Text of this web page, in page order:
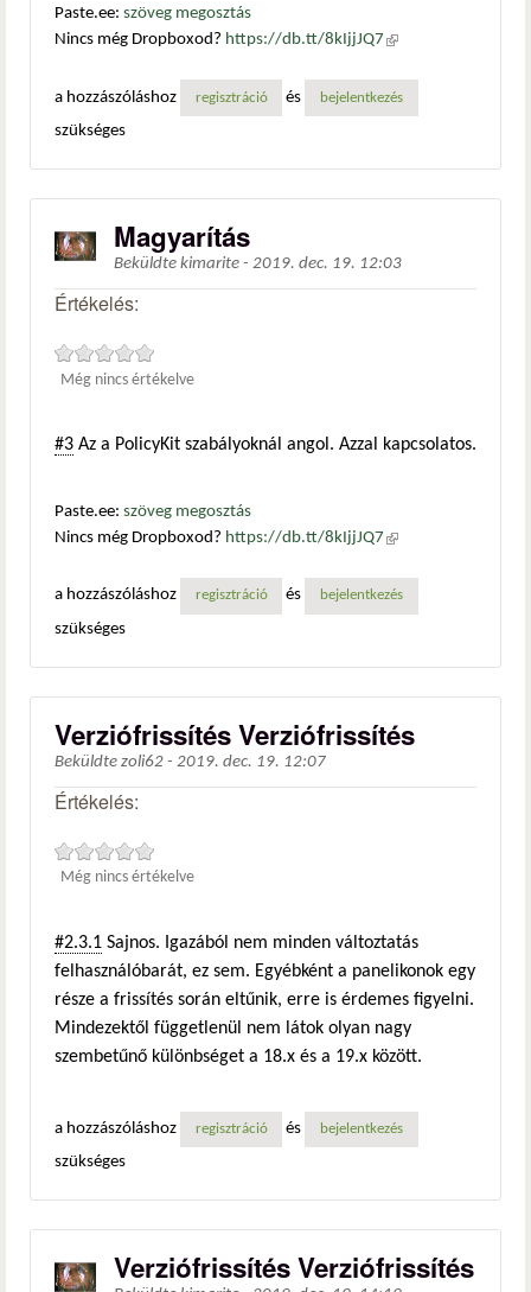
Paste.ee: szöveg megosztás
Nincs még Dropboxod? https://db.tt/8kIjjJQ7 (külső
a hozzászóláshoz
regisztráció és bejelentkezés
szükséges
Magyarítás
Beküldte kimarite - 2019. dec. 19. 12:03
Értékelés:
Még nincs értékelve
#3 Az a PolicyKit szabályoknál angol. Azzal kapcsolatos.
Paste.ee: szöveg megosztás
Nincs még Dropboxod? https://db.tt/8kIjjJQ7 (külső
a hozzászóláshoz
regisztráció és bejelentkezés
szükséges
Verziófrissítés Verziófrissítés
Beküldte zoli62 - 2019. dec. 19. 12:07
Értékelés:
Még nincs értékelve
#2.3.1 Sajnos. Igazából nem minden változtatás
felhasználóbarát, ez sem. Egyébként a panelikonok egy
része a frissítés során eltűnik, erre is érdemes figyelni.
Mindezektől függetlenül nem látok olyan nagy
szembetűnő különbséget a 18.x és a 19.x között.
a hozzászóláshoz regisztráció és bejelentkezés
szükséges
Verziófrissítés Verziófrissítés